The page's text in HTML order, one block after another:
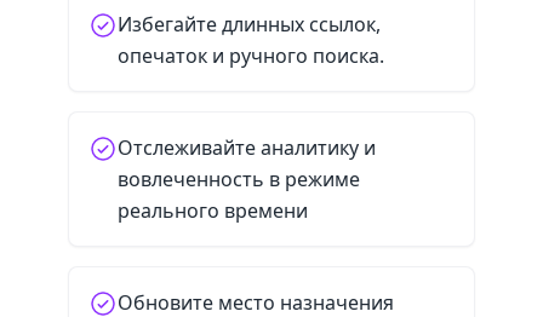
Избегайте длинных ссылок,
опечаток и ручного поиска.
Отслеживайте аналитику и
вовлеченность в режиме
реального времени
Обновите место назначения